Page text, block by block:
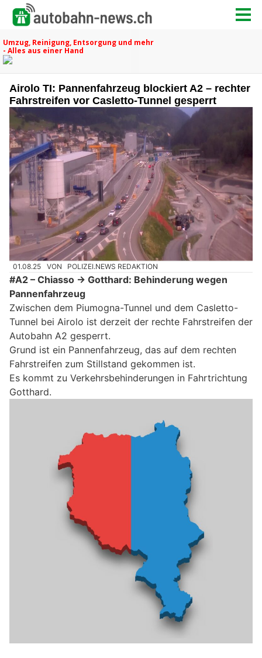
Airolo TI: Pannenfahrzeug blockiert A2 – rechter
Fahrstreifen vor Casletto-Tunnel gesperrt
01.08.25 VON POLIZEI.NEWS REDAKTION
#A2 – Chiasso → Gotthard: Behinderung wegen
Pannenfahrzeug
Zwischen dem Piumogna-Tunnel und dem Casletto-
Tunnel bei Airolo ist derzeit der rechte Fahrstreifen der
Autobahn A2 gesperrt.
Grund ist ein Pannenfahrzeug, das auf dem rechten
Fahrstreifen zum Stillstand gekommen ist.
Es kommt zu Verkehrsbehinderungen in Fahrtrichtung
Gotthard.